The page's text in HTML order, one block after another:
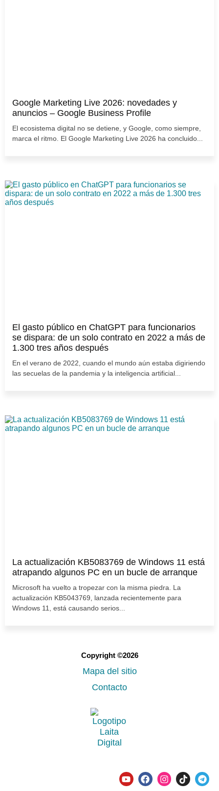
Google Marketing Live 2026: novedades y
anuncios – Google Business Profile
El ecosistema digital no se detiene, y Google, como siempre,
marca el ritmo. El Google Marketing Live 2026 ha concluido...
El gasto público en ChatGPT para funcionarios
se dispara: de un solo contrato en 2022 a más de
1.300 tres años después
En el verano de 2022, cuando el mundo aún estaba digiriendo
las secuelas de la pandemia y la inteligencia artificial...
La actualización KB5083769 de Windows 11 está
atrapando algunos PC en un bucle de arranque
Microsoft ha vuelto a tropezar con la misma piedra. La
actualización KB5043769, lanzada recientemente para
Windows 11, está causando serios...
Copyright ©2026
Mapa del sitio
Contacto